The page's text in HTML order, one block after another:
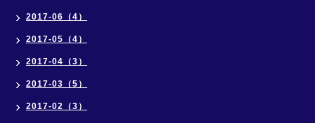
2017-06（4）
2017-05（4）
2017-04（3）
2017-03（5）
2017-02（3）